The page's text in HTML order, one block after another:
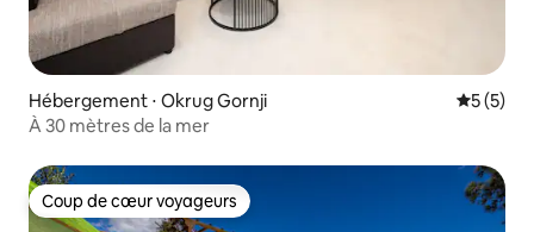
Hébergement ⋅ Okrug Gornji
5 (5)
À 30 mètres de la mer
Coup de cœur voyageurs
Coup de cœur voyageurs